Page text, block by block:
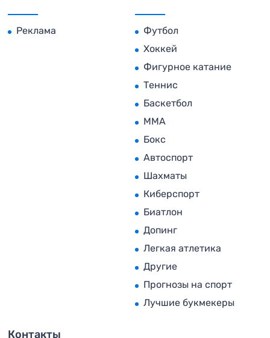
Реклама
Футбол
Хоккей
Фигурное катание
Теннис
Баскетбол
MMA
Бокс
Автоспорт
Шахматы
Киберспорт
Биатлон
Допинг
Легкая атлетика
Другие
Прогнозы на спорт
Лучшие букмекеры
Контакты